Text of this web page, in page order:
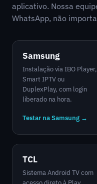
aplicativo. Nossa
WhatsApp, não
Samsung
Instalação via IBO Player,
Smart IPTV ou
DuplexPlay, com login
liberado na hora.
Testar na Samsung →
TCL
Sistema Android TV com